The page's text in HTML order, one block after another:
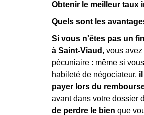
Obtenir le meilleur taux
Quels sont les
Si vous n'êtes pas un
à Saint-Viaud , vous avez
pécuniaire : même si
habileté de négociateur,
payer lors du
avant dans votre dossier
de perdre le bien que